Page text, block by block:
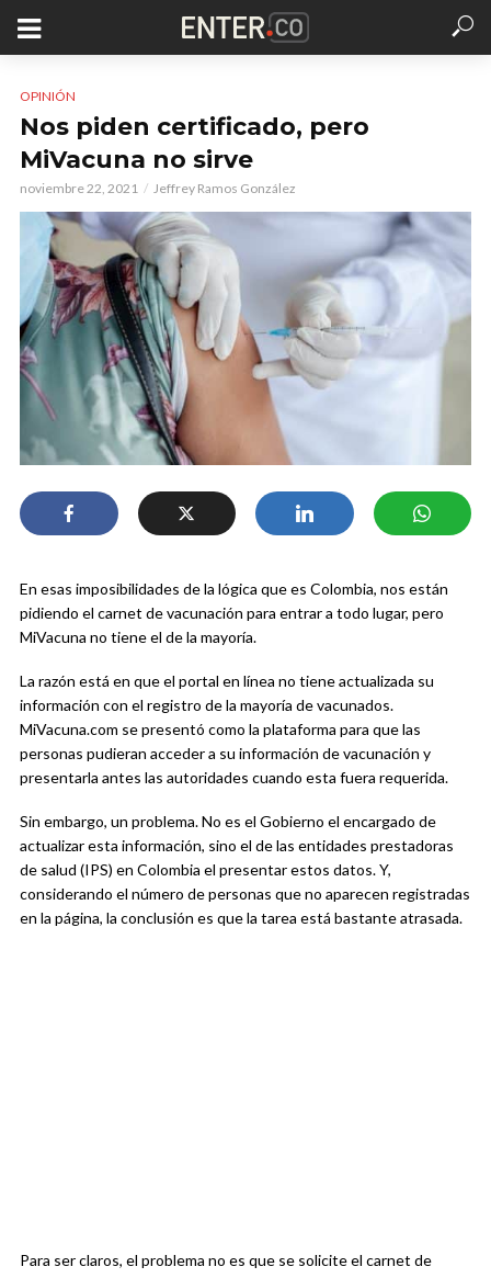
OPINIÓN
Nos piden certificado, pero
MiVacuna no sirve
noviembre 22, 2021 Jeffrey Ramos González
En esas imposibilidades de la lógica que es Colombia, nos están
pidiendo el carnet de vacunación para entrar a todo lugar, pero
MiVacuna no tiene el de la mayoría.
La razón está en que el portal en línea no tiene actualizada su
información con el registro de la mayoría de vacunados.
MiVacuna.com se presentó como la plataforma para que las
personas pudieran acceder a su información de vacunación y
presentarla antes las autoridades cuando esta fuera requerida.
Sin embargo, un problema. No es el Gobierno el encargado de
actualizar esta información, sino el de las entidades prestadoras
de salud (IPS) en Colombia el presentar estos datos. Y,
considerando el número de personas que no aparecen registradas
en la página, la conclusión es que la tarea está bastante atrasada.
Para ser claros, el problema no es que se solicite el carnet de